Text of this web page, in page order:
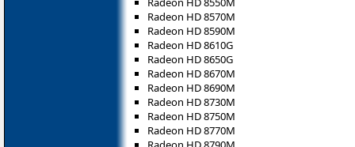
Radeon HD 8570M
Radeon HD 8590M
Radeon HD 8610G
Radeon HD 8650G
Radeon HD 8670M
Radeon HD 8690M
Radeon HD 8730M
Radeon HD 8750M
Radeon HD 8770M